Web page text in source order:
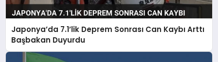
Japonya’da 7.1’lik Deprem Sonrası Can Kaybı Arttı
Başbakan Duyurdu